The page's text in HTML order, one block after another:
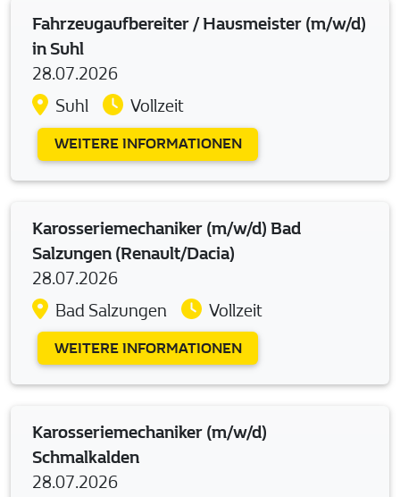
Fahrzeugaufbereiter / Hausmeister (m/w/d)
in Suhl
28.07.2026
Suhl
Vollzeit
WEITERE INFORMATIONEN
Karosseriemechaniker (m/w/d) Bad
Salzungen (Renault/Dacia)
28.07.2026
Bad Salzungen
Vollzeit
WEITERE INFORMATIONEN
Karosseriemechaniker (m/w/d)
Schmalkalden
28.07.2026